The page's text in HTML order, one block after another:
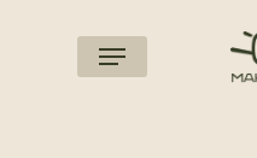
Menu